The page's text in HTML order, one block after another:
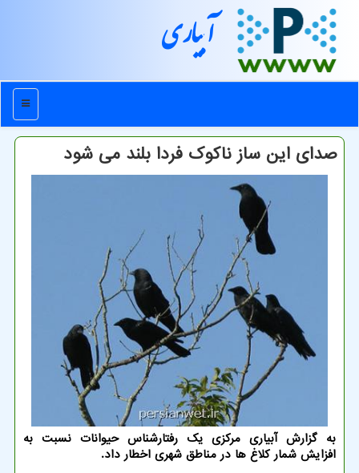
آبیاری
منو
صدای این ساز ناكوك فردا بلند می شود
به گزارش آبیاری مركزی یك رفتارشناس حیوانات نسبت به
افزایش شمار كلاغ ها در مناطق شهری اخطار داد.